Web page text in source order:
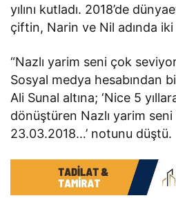
yılını kutladı. 2018’de
çiftin, Narin ve Nil adında iki
“Nazlı yarim seni çok
Sosyal medya hesabından
Ali Sunal altına; ‘Nice 5
dönüştüren Nazlı yarim
23.03.2018…’ notunu düştü.